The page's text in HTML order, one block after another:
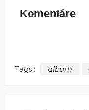
Komentáre
Tags : album